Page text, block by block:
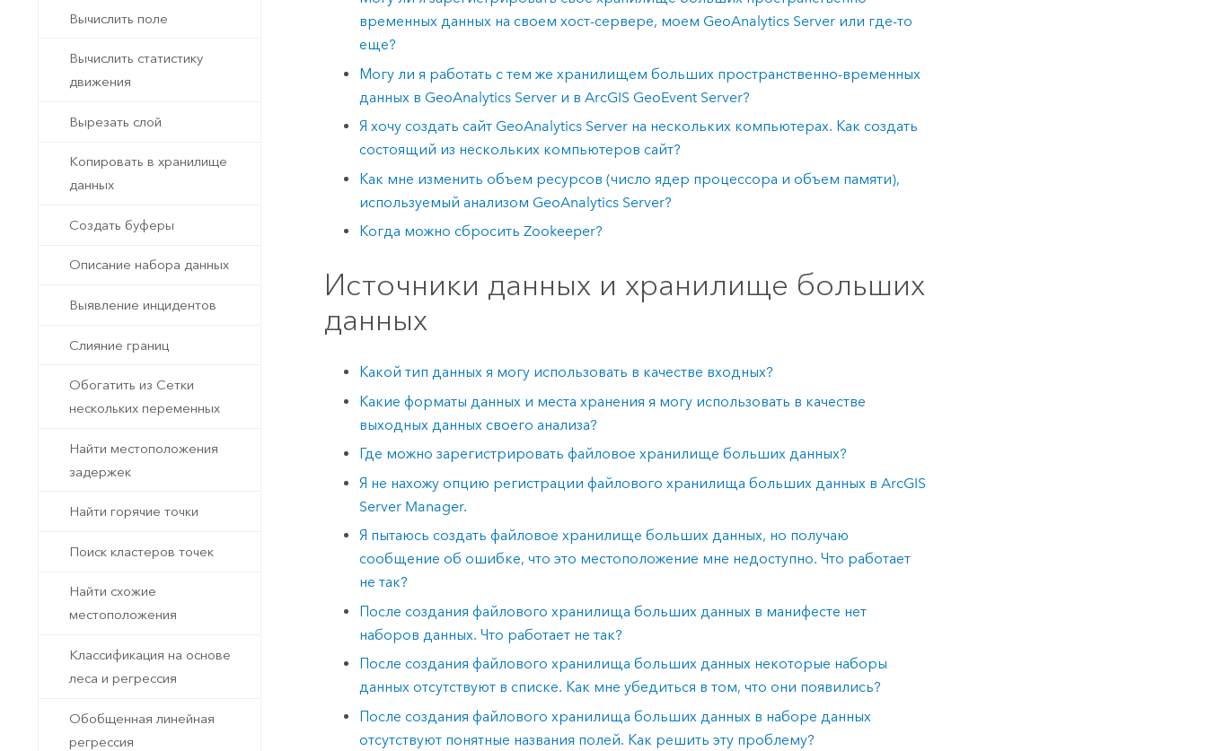
Вычислить поле
Вычислить статистику
движения
Вырезать слой
Копировать в хранилище
данных
Создать буферы
Описание набора данных
Выявление инцидентов
Слияние границ
Обогатить из Сетки
нескольких переменных
Найти местоположения
задержек
Найти горячие точки
Поиск кластеров точек
Найти схожие
местоположения
Классификация на основе
леса и регрессия
Обобщенная линейная
регрессия
временных данных на своем хост-сервере, моем GeoAnalytics Serverили где-то
еще?
Могу ли я работать с тем же хранилищем больших пространственно-временных
данных в GeoAnalytics Serverи в ArcGIS GeoEvent Server?
Я хочу создать сайт GeoAnalytics Serverна нескольких компьютерах. Как создать
состоящий из нескольких компьютеров сайт?
Как мне изменить объем ресурсов (число ядер процессора и объем памяти),
используемый анализом GeoAnalytics Server?
Когда можно сбросить Zookeeper?
Источники данных и хранилище больших
данных
Какой тип данных я могу использовать в качестве входных?
Какие форматы данных и места хранения я могу использовать в качестве
выходных данных своего анализа?
Где можно зарегистрировать файловое хранилище больших данных?
Я не нахожу опцию регистрации файлового хранилища больших данных в ArcGIS
ServerManager.
Я пытаюсь создать файловое хранилище больших данных, но получаю
сообщение об ошибке, что это местоположение мне недоступно. Что работает
не так?
После создания файлового хранилища больших данных в манифесте нет
наборов данных. Что работает не так?
После создания файлового хранилища больших данных некоторые наборы
данных отсутствуют в списке. Как мне убедиться в том, что они появились?
После создания файлового хранилища больших данных в наборе данных
отсутствуют понятные названия полей. Как решить эту проблему?